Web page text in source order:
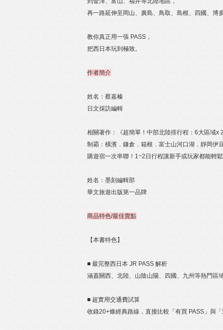
再一路延伸至岡山、廣島、鳥取、島根、四國、
教你真正用一張 PASS，
把西日本玩到極致。
作者簡介
姓名：蔡嘉榛
日文採訪編輯
相關著作：《超簡單！中部北陸排行程：6大區域
制霸：橫濱．鎌倉．箱根．富士山河口湖．靜岡伊
購遊宿一次串聯！1~2日行程讓新手或玩家都能輕
姓名：墨刻編輯部
華文旅遊出版第一品牌
商品特色/最佳賣點
【本書特色】
■ 最完整西日本 JR PASS 解析
涵蓋關西、北陸、山陰山陽、四國、九州等熱門區
■ 超實用交通費試算
收錄20+條經典路線，直接比較「有買 PASS」與